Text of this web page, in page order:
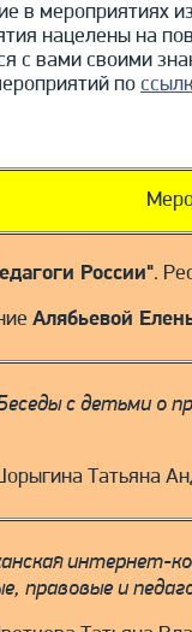
в мероприятиях
нацелены на
с вами своими
по
России".
Алябьевой
с детьми о
Татьяна
интернет-
правовые и